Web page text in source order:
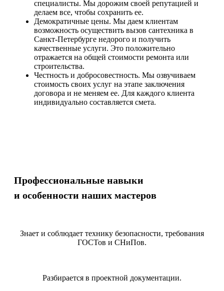
специалисты. Мы дорожим своей репутацией и
делаем все, чтобы сохранить ее.
Демократичные цены. Мы даем клиентам
возможность осуществить вызов сантехника в
Санкт-Петербурге недорого и получить
качественные услуги. Это положительно
отражается на общей стоимости ремонта или
строительства.
Честность и добросовестность. Мы озвучиваем
стоимость своих услуг на этапе заключения
договора и не меняем ее. Для каждого клиента
индивидуально составляется смета.
Профессиональные навыки
и особенности наших мастеров
Знает и соблюдает технику безопасности, требования
ГОСТов и СНиПов.
Разбирается в проектной документации.